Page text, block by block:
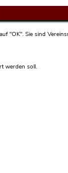
"OK". Sie sind
werden soll.